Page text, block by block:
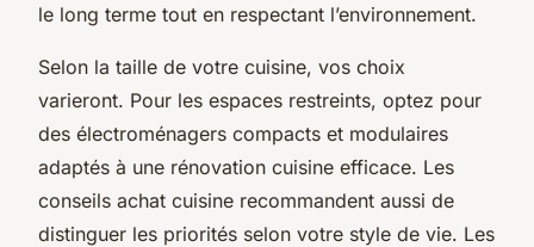
le long terme tout en respectant l’environnement.
Selon la taille de votre cuisine, vos choix
varieront. Pour les espaces restreints, optez pour
des électroménagers compacts et modulaires
adaptés à une rénovation cuisine efficace. Les
conseils achat cuisine recommandent aussi de
distinguer les priorités selon votre style de vie. Les